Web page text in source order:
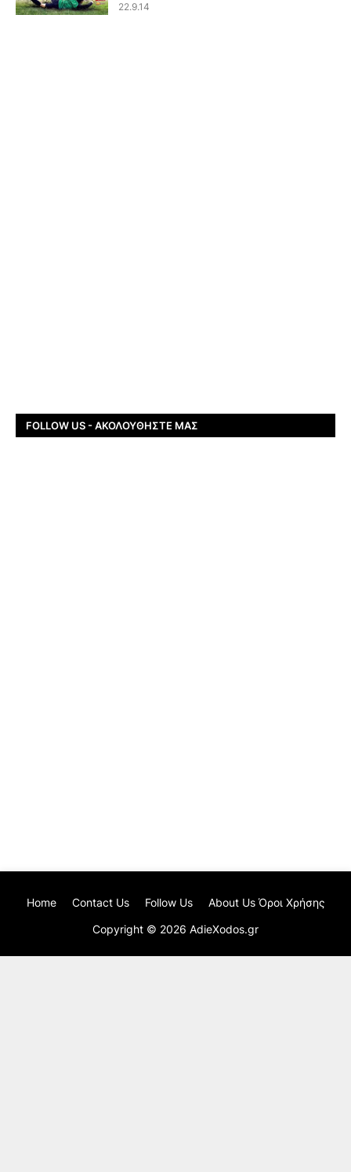
22.9.14
FOLLOW US - ΑΚΟΛΟΥΘΉΣΤΕ ΜΑΣ
Copyright © 2026 AdieXodos.gr
Home Contact Us Follow Us About Us Όροι Χρήσης